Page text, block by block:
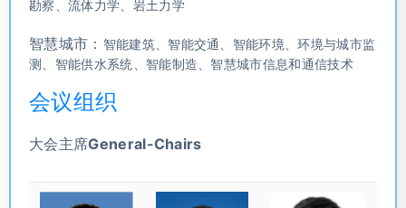
勘察、流体力学、岩土力学
智慧城市： 智能建筑、智能交通、智能环境、环境与城市监
测、智能供水系统、智能制造、智慧城市信息和通信技术
会议组织
大会主席General-Chairs